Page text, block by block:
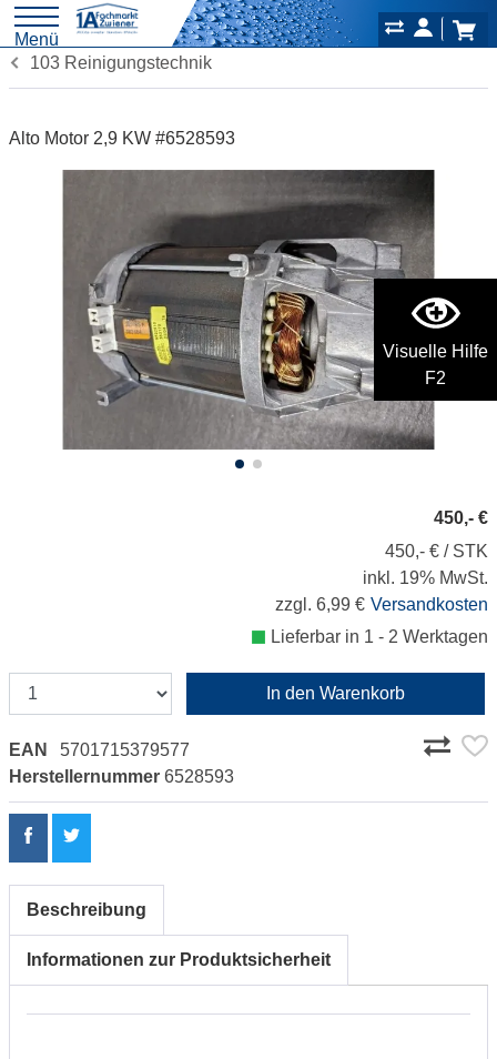
Visuelle Hilfe
F2
Menü
103 Reinigungstechnik
Alto Motor 2,9 KW #6528593
450,- €
450,- € / STK
inkl. 19% MwSt.
zzgl. 6,99 € Versandkosten
Lieferbar in 1 - 2 Werktagen
In den Warenkorb
EAN
5701715379577
Herstellernummer 6528593
Beschreibung
Informationen zur Produktsicherheit